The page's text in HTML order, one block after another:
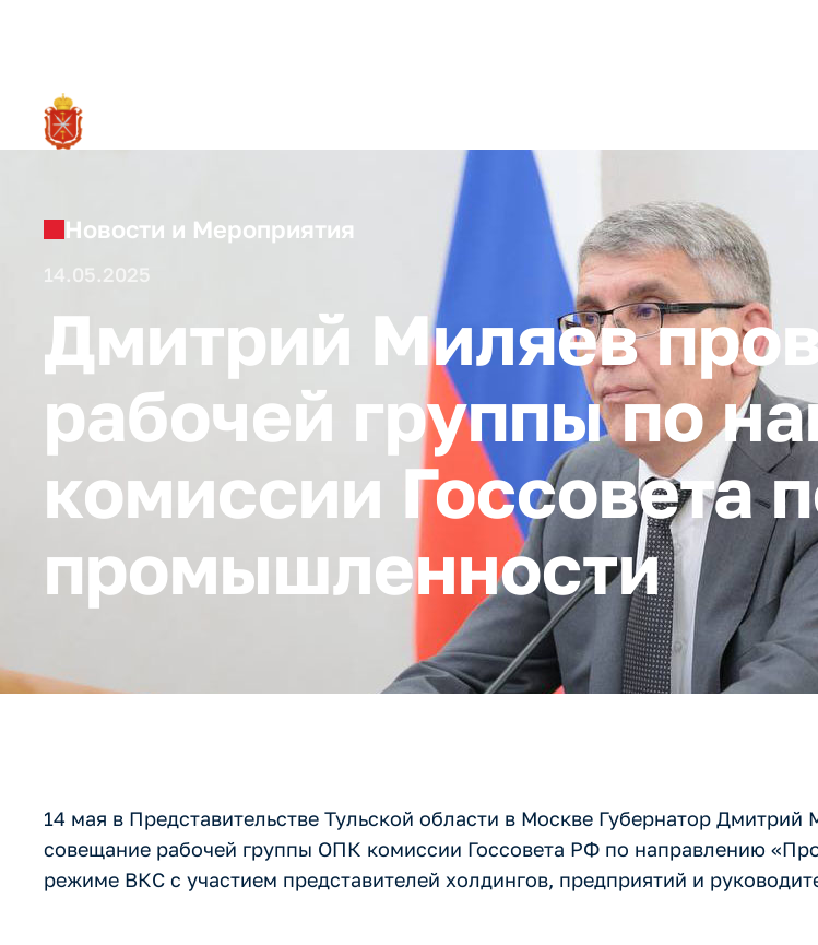
Новости и Мероприятия
14.05.2025
Дмитрий Миляев
рабочей группы по
комиссии Госсовета
промышленности
14 мая в Представительстве Тульской области в Москве Губернатор Дмитрий
совещание рабочей группы ОПК комиссии Госсовета РФ по направлению
режиме ВКС с участием представителей холдингов, предприятий и